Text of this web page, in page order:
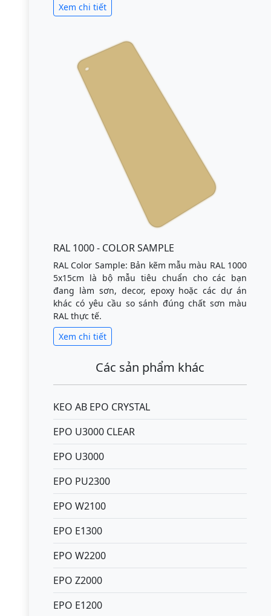
Xem chi tiết
RAL 1000 - COLOR SAMPLE
RAL Color Sample: Bản kẽm mẫu màu RAL 1000
5x15cm là bộ mẫu tiêu chuẩn cho các bạn
đang làm sơn, decor, epoxy hoặc các dự án
khác có yêu cầu so sánh đúng chất sơn màu
RAL thực tế.
Xem chi tiết
Các sản phẩm khác
KEO AB EPO CRYSTAL
EPO U3000 CLEAR
EPO U3000
EPO PU2300
EPO W2100
EPO E1300
EPO W2200
EPO Z2000
EPO E1200